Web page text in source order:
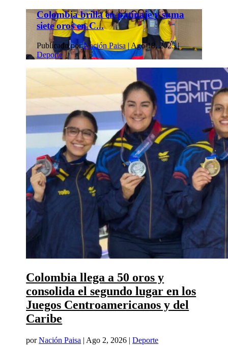
Colombia brilla en patinaje y suma
siete oros en C...
Publicado porNación Paisa | Ago 18, 2025|
Deporte
Colombia llega a 50 oros y
consolida el segundo lugar en los
Juegos Centroamericanos y del
Caribe
porNación Paisa | Ago 2, 2026 |Deporte